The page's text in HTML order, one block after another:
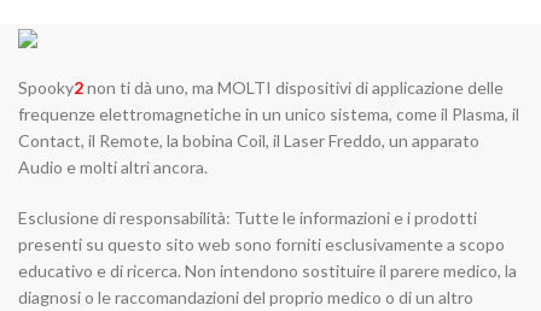
Spooky2non ti dà uno, ma MOLTI dispositivi di applicazione delle
frequenze elettromagnetiche in un unico sistema, come il Plasma, il
Contact, il Remote, la bobina Coil, il Laser Freddo, un apparato
Audio e molti altri ancora.
Esclusione di responsabilità: Tutte le informazioni e i prodotti
presenti su questo sito web sono forniti esclusivamente a scopo
educativo e di ricerca. Non intendono sostituire il parere medico, la
diagnosi o le raccomandazioni del proprio medico o di un altro